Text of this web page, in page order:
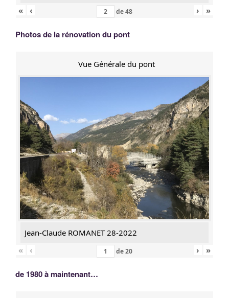
«
‹ de48 › »
Photos de la rénovation du pont
Vue Générale du pont
Jean-Claude ROMANET 28-2022
«
‹ de20 › »
de 1980 à maintenant…